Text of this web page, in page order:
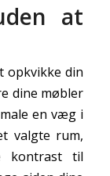
at
opkvikke din
dine møbler
en væg i
valgte rum,
kontrast til